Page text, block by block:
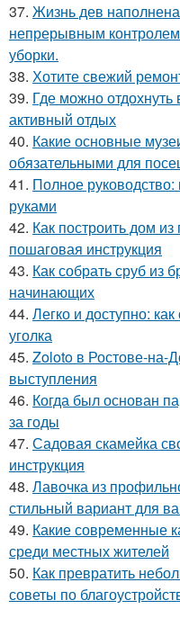
37. Жизнь дев
непрерывным
уборки.
38. Хотите свежий
39. Где можно
активный отдых
40. Какие основные
обязательными для
41. Полное руководство:
руками
42. Как построить дом
пошаговая инструкция
43. Как собрать сруб из
начинающих
44. Легко и доступно:
уголка
45. Zoloto в Ростове-на-
выступления
46. Когда был основан
за годы
47. Садовая скамейка
инструкция
48. Лавочка из
стильный вариант для
49. Какие современные
среди местных жителей
50. Как превратить
советы по